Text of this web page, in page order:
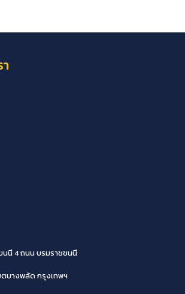
นี 4 ถนน บรมราชชนนี
ตบางพลัดกรุงเทพฯ